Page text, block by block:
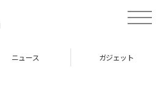
toggle
ニュース ガジェット